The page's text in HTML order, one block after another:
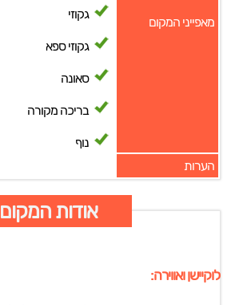
מאפייני המקום
גקוזי
גקוזי ספא
סאונה
בריכה מקורה
נוף
הערות
אודות המקום
לוקיישן ואווירה: